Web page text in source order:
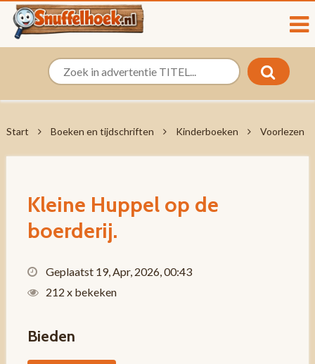
Start Boeken en tijdschriften Kinderboeken Voorlezen
Kleine Huppel op de
boerderij.
Geplaatst 19, Apr, 2026, 00:43
212 x bekeken
Bieden